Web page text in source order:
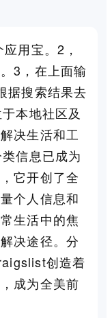
用宝。2，
3，在上面输
据搜索结果去
本地社区及
决生活和工
信息已成为
它开创了全
个人信息和
生活中的焦
决途径。分
创造着
成为全美前